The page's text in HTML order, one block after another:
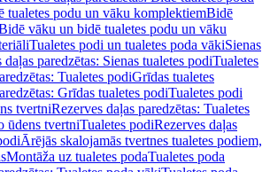
tualetes podu un vāku komplektiemBidē
vāku un bidē tualetes podu un vāku
Tualetes podi un tualetes poda vākiSienas
daļas paredzētas: Sienas tualetes podiTualetes
Tualetes podiGrīdas tualetes
Grīdas tualetes podiTualetes podi
tvertniRezerves daļas paredzētas: Tualetes
ūdens tvertniTualetes podiRezerves daļas
Ārējās skalojamās tvertnes tualetes podiem,
Montāža uz tualetes podaTualetes poda